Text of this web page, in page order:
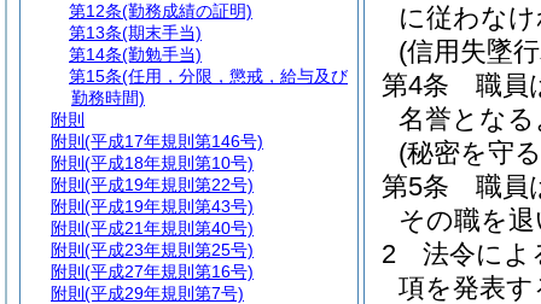
に従わな
(信用失墜
第4条
職員
名誉とな
(秘密を守
第5条
職員
その職を
2
法令によ
項を発表
第12条(勤務成績の証明)
第13条(期末手当)
第14条(勤勉手当)
第15条(任用，分限，懲戒，給与及び
勤務時間)
附則
附則 (平成17年規則第146号)
附則 (平成18年規則第10号)
附則 (平成19年規則第22号)
附則 (平成19年規則第43号)
附則 (平成21年規則第40号)
附則 (平成23年規則第25号)
附則 (平成27年規則第16号)
附則 (平成29年規則第7号)